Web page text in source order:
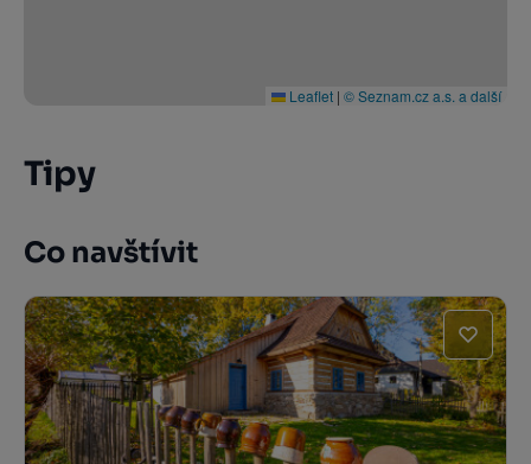
Leaflet | © Seznam.cz a.s. a další
Tipy
Co navštívit